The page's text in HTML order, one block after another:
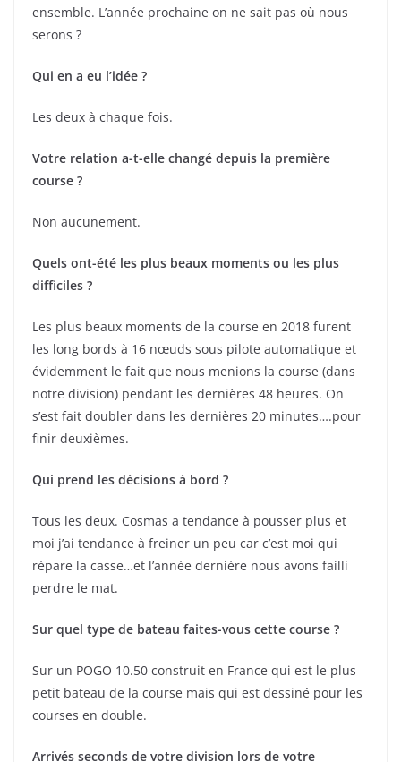
ensemble. L’année prochaine on ne sait pas où nous
serons ?
Qui en a eu l’idée ?
Les deux à chaque fois.
Votre relation a-t-elle changé depuis la première
course ?
Non aucunement.
Quels ont-été les plus beaux moments ou les plus
difficiles ?
Les plus beaux moments de la course en 2018 furent
les long bords à 16 nœuds sous pilote automatique et
évidemment le fait que nous menions la course (dans
notre division) pendant les dernières 48 heures. On
s’est fait doubler dans les dernières 20 minutes….pour
finir deuxièmes.
Qui prend les décisions à bord ?
Tous les deux. Cosmas a tendance à pousser plus et
moi j’ai tendance à freiner un peu car c’est moi qui
répare la casse…et l’année dernière nous avons failli
perdre le mat.
Sur quel type de bateau faites-vous cette course ?
Sur un POGO 10.50 construit en France qui est le plus
petit bateau de la course mais qui est dessiné pour les
courses en double.
Arrivés seconds de votre division lors de votre